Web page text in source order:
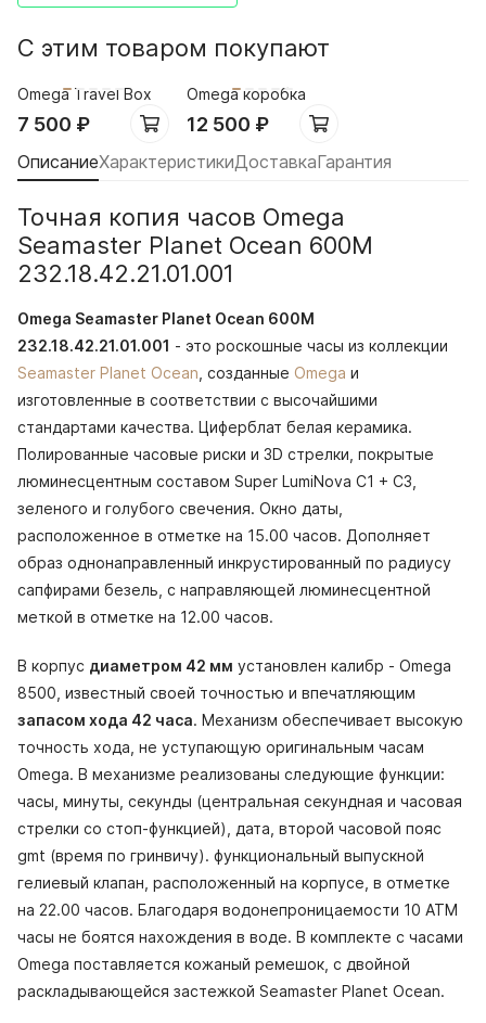
С этим товаром покупают
Omega Travel Box
7 500 ₽
Omega коробка
12 500 ₽
ОписаниеХарактеристикиДоставкаГарантия
Точная копия часов Omega
Seamaster Planet Ocean 600M
232.18.42.21.01.001
Omega Seamaster Planet Ocean 600M
232.18.42.21.01.001 - это роскошные часы из коллекции
Seamaster Planet Ocean , созданные Omega и
изготовленные в соответствии с высочайшими
стандартами качества. Циферблат белая керамика.
Полированные часовые риски и 3D стрелки, покрытые
люминесцентным составом Super LumiNova С1 + С3,
зеленого и голубого свечения. Окно даты,
расположенное в отметке на 15.00 часов. Дополняет
образ однонаправленный инкрустированный по радиусу
сапфирами безель, с направляющей люминесцентной
меткой в отметке на 12.00 часов.
В корпус диаметром 42 мм установлен калибр - Omega
8500, известный своей точностью и впечатляющим
запасом хода 42 часа. Механизм обеспечивает высокую
точность хода, не уступающую оригинальным часам
Omega. В механизме реализованы следующие функции:
часы, минуты, секунды (центральная секундная и часовая
стрелки со стоп-функцией), дата, второй часовой пояс
gmt (время по гринвичу). функциональный выпускной
гелиевый клапан, расположенный на корпусе, в отметке
на 22.00 часов. Благодаря водонепроницаемости 10 АТМ
часы не боятся нахождения в воде. В комплекте с часами
Omega поставляется кожаный ремешок, с двойной
раскладывающейся застежкой Seamaster Planet Ocean.